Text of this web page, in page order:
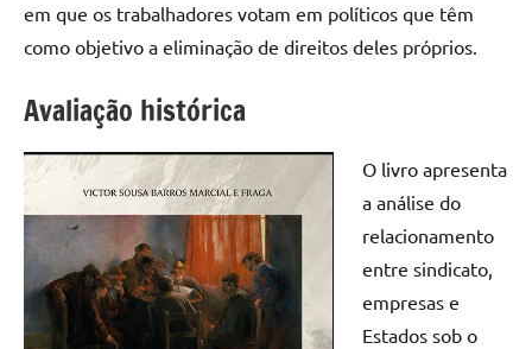
em que os trabalhadores votam em políticos que têm
como objetivo a eliminação de direitos deles próprios.
Avaliação histórica
O livro apresenta
a análise do
relacionamento
entre sindicato,
empresas e
Estados sob o